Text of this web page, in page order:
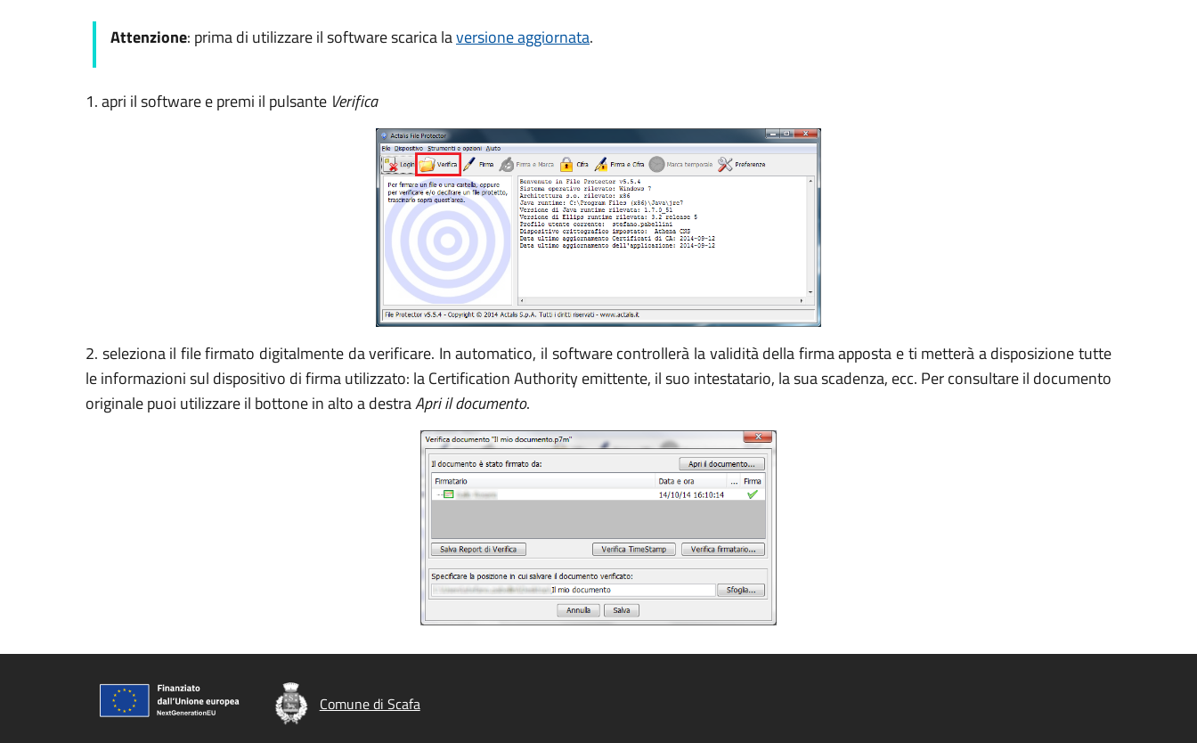
Attenzione: prima di utilizzare il software scarica laversione aggiornata.
1. apri il software e premi il pulsante Verifica
2. seleziona il file firmato digitalmente da verificare. In automatico, il software controllerà la validità della firma apposta e ti metterà a disposizione tutte
le informazioni sul dispositivo di firma utilizzato: la Certification Authority emittente, il suo intestatario, la sua scadenza, ecc. Per consultare il documento
originale puoi utilizzare il bottone in alto a destraApri il documento.
Comune di Scafa